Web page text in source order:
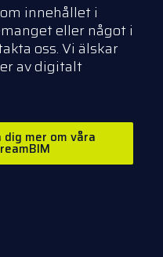
innehållet i
eller något i
oss. Vi älskar
av digitalt
mer om våra